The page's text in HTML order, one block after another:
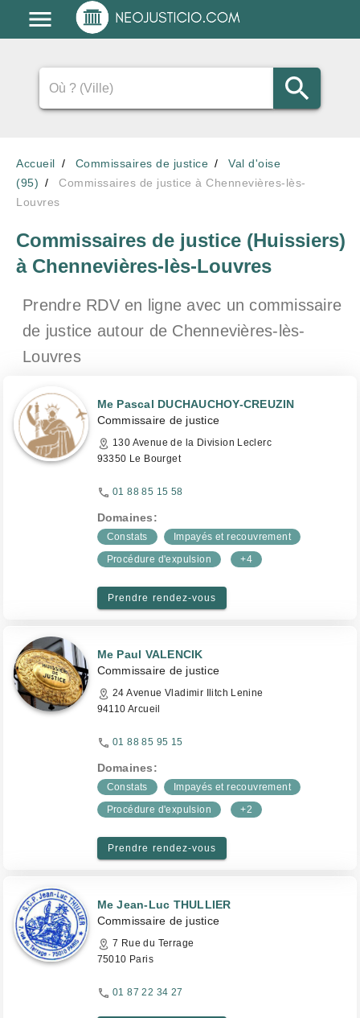
Accueil Commissaires de justice
Val d'oise
(95)
Commissaires de justice à Chennevières-lès-
Louvres
Commissaires de justice (Huissiers)
à Chennevières-lès-Louvres
Prendre RDV en ligne avec un commissaire
de justice autour de Chennevières-lès-
Louvres
Me Pascal DUCHAUCHOY-CREUZIN
Commissaire de justice
130 Avenue de la Division Leclerc
93350 Le Bourget
01 88 85 15 58
Domaines:
Constats
Impayés et recouvrement
Procédure d'expulsion
+4
Prendre rendez-vous
Me Paul VALENCIK
Commissaire de justice
24 Avenue Vladimir Ilitch Lenine
94110 Arcueil
01 88 85 95 15
Domaines:
Constats
Impayés et recouvrement
Procédure d'expulsion
+2
Prendre rendez-vous
Me Jean-Luc THULLIER
Commissaire de justice
7 Rue du Terrage
75010 Paris
01 87 22 34 27